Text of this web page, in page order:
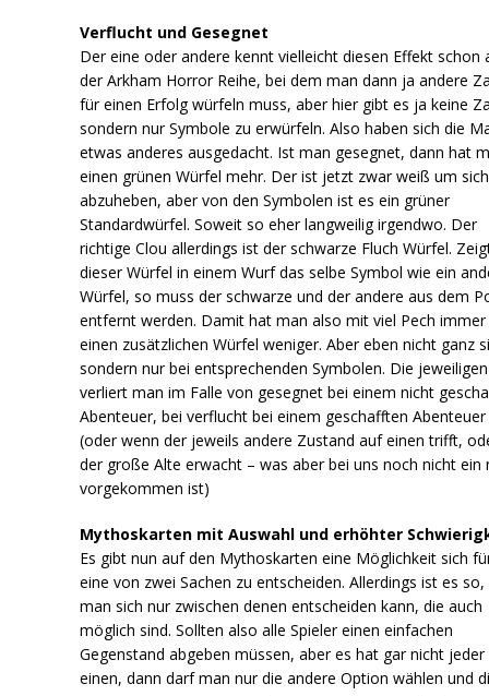
Verflucht und Gesegnet
Der eine oder andere kennt vielleicht diesen Effekt schon
der Arkham Horror Reihe, bei dem man dann ja andere
für einen Erfolg würfeln muss, aber hier gibt es ja keine
sondern nur Symbole zu erwürfeln. Also haben sich die
etwas anderes ausgedacht. Ist man gesegnet, dann hat
einen grünen Würfel mehr. Der ist jetzt zwar weiß um sich
abzuheben, aber von den Symbolen ist es ein grüner
Standardwürfel. Soweit so eher langweilig irgendwo. Der
richtige Clou allerdings ist der schwarze Fluch Würfel.
dieser Würfel in einem Wurf das selbe Symbol wie ein
Würfel, so muss der schwarze und der andere aus dem
entfernt werden. Damit hat man also mit viel Pech
einen zusätzlichen Würfel weniger. Aber eben nicht ganz
sondern nur bei entsprechenden Symbolen. Die
verliert man im Falle von gesegnet bei einem nicht
Abenteuer, bei verflucht bei einem geschafften Abenteuer
(oder wenn der jeweils andere Zustand auf einen trifft,
der große Alte erwacht – was aber bei uns noch nicht ein
vorgekommen ist)
Mythoskarten mit Auswahl und erhöhter
Es gibt nun auf den Mythoskarten eine Möglichkeit sich
eine von zwei Sachen zu entscheiden. Allerdings ist es so,
man sich nur zwischen denen entscheiden kann, die auch
möglich sind. Sollten also alle Spieler einen einfachen
Gegenstand abgeben müssen, aber es hat gar nicht jeder
einen, dann darf man nur die andere Option wählen und